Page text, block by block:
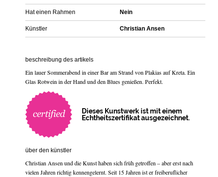
Hat einen Rahmen Nein
Künstler Christian Ansen
beschreibung des artikels
Ein lauer Sommerabend in einer Bar am Strand von Plakias auf Kreta. Ein
Glas Rotwein in der Hand und den Blues genießen. Perfekt.
Dieses Kunstwerk ist mit einem
Echtheitszertifikat ausgezeichnet.
über den künstler
Christian Ansen und die Kunst haben sich früh getroffen – aber erst nach
vielen Jahren richtig kennengelernt. Seit 15 Jahren ist er freiberuflicher